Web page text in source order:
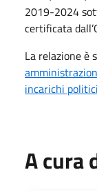
2019-2024
certificata
La relazione è
incarichi politici
A cura